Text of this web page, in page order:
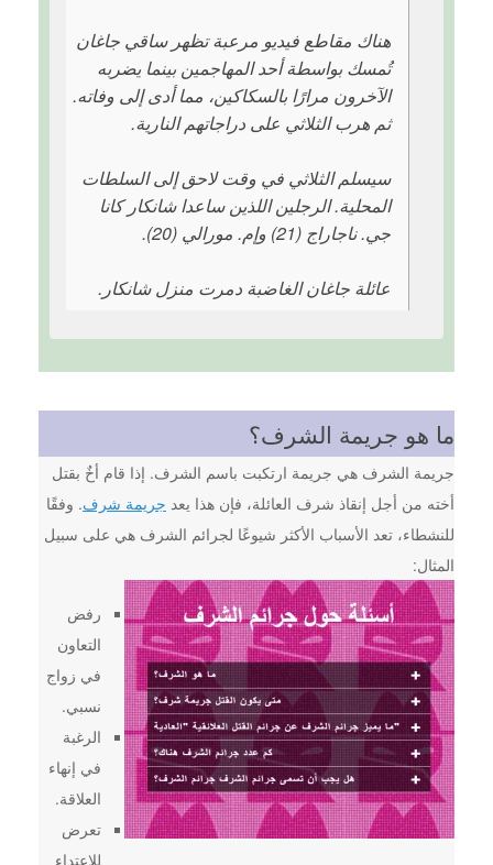
هناك مقاطع فيديو مرعبة تظهر ساقي جاغان
تُمسك بواسطة أحد المهاجمين بينما يضربه
الآخرون مرارًا بالسكاكين، مما أدى إلى وفاته.
ثم هرب الثلاثي على دراجاتهم النارية.
سيسلم الثلاثي في وقت لاحق إلى السلطات
المحلية. الرجلين اللذين ساعدا شانكار كانا
جي. ناجاراج (21) وإم. مورالي (20).
عائلة جاغان الغاضبة دمرت منزل شانكار.
ما هو جريمة الشرف؟
جريمة الشرف هي جريمة ارتكبت باسم الشرف. إذا قام أخٌ بقتل
أخته من أجل إنقاذ شرف العائلة، فإن هذا يعد جريمة شرف. وفقًا
للنشطاء، تعد الأسباب الأكثر شيوعًا لجرائم الشرف هي على سبيل
المثال:
رفض
التعاون
في زواج
نسبي.
الرغبة
في إنهاء
العلاقة.
تعرض
للاعتداء